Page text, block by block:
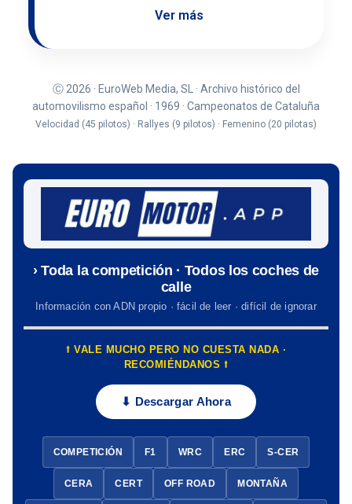
Ver más
Ⓒ 2026 · EuroWeb Media, SL · Archivo histórico del
automovilismo español · 1969 · Campeonatos de Cataluña
Velocidad (45 pilotos) · Rallyes (9 pilotos) · Femenino (20 pilotas)
› Toda la competición · Todos los coches de
calle
Información con ADN propio · fácil de leer · difícil de ignorar
⭡ VALE MUCHO PERO NO CUESTA NADA ·
RECOMIÉNDANOS ⭡
⬇ Descargar Ahora
COMPETICIÓN F1 WRC ERC S-CER
CERA CERT OFF ROAD MONTAÑA